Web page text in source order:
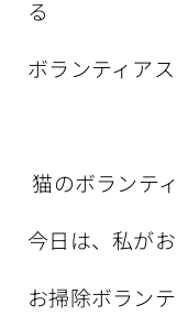
る
ボランティア
猫のボランテ
今日は、私が
お掃除ボラン